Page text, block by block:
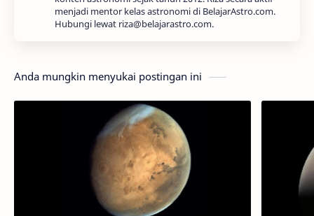
menjadi mentor kelas astronomi di BelajarAstro.com.
Hubungi lewat riza@belajarastro.com.
Anda mungkin menyukai postingan ini